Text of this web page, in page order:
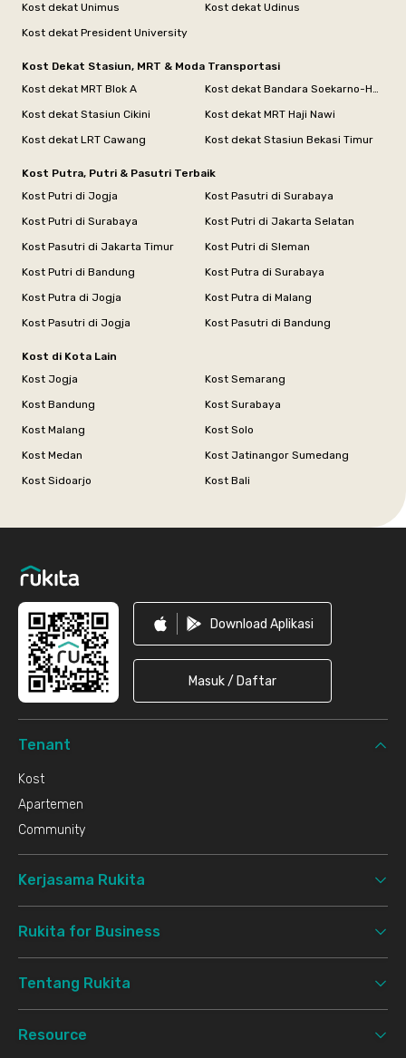
Kost dekat Unimus
Kost dekat Udinus
Kost dekat President University
Kost Dekat Stasiun, MRT & Moda Transportasi
Kost dekat MRT Blok A
Kost dekat Bandara Soekarno-Hatta
Kost dekat Stasiun Cikini
Kost dekat MRT Haji Nawi
Kost dekat LRT Cawang
Kost dekat Stasiun Bekasi Timur
Kost Putra, Putri & Pasutri Terbaik
Kost Putri di Jogja
Kost Pasutri di Surabaya
Kost Putri di Surabaya
Kost Putri di Jakarta Selatan
Kost Pasutri di Jakarta Timur
Kost Putri di Sleman
Kost Putri di Bandung
Kost Putra di Surabaya
Kost Putra di Jogja
Kost Putra di Malang
Kost Pasutri di Jogja
Kost Pasutri di Bandung
Kost di Kota Lain
Kost Jogja
Kost Semarang
Kost Bandung
Kost Surabaya
Kost Malang
Kost Solo
Kost Medan
Kost Jatinangor Sumedang
Kost Sidoarjo
Kost Bali
Download Aplikasi
Masuk / Daftar
Tenant
Kost
Apartemen
Community
Kerjasama Rukita
Rukita for Business
Tentang Rukita
Resource